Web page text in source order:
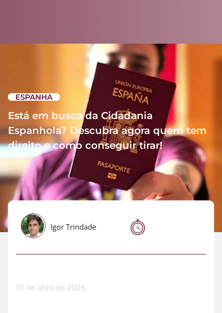
ESPANHA
Está em busca da Cidadania
Espanhola? Descubra agora quem tem
direito e como conseguir tirar!
Igor Trindade
10 de abril de 2025